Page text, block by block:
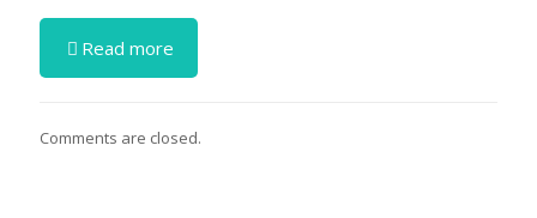
Read more
Comments are closed.